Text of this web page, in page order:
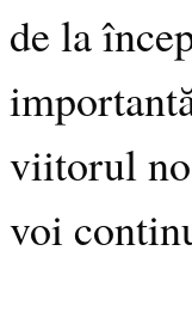
de la
viitorul
voi